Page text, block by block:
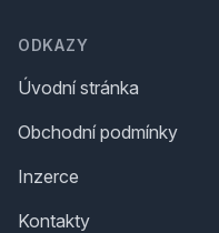
ODKAZY
Úvodní stránka
Obchodní podmínky
Inzerce
Kontakty